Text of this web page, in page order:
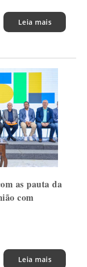
Leia mais
as pauta da
com
Leia mais